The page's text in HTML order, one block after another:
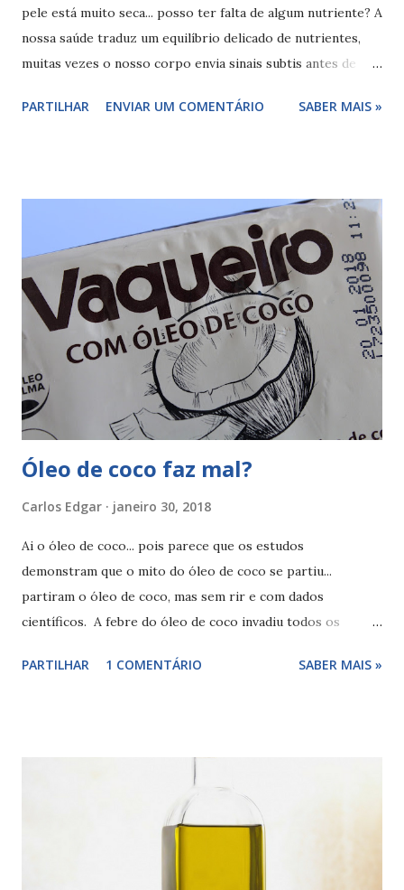
pele está muito seca... posso ter falta de algum nutriente? A
nossa saúde traduz um equilíbrio delicado de nutrientes,
muitas vezes o nosso corpo envia sinais subtis antes de
essenciais e, paradoxalmente, um dos mais negligenciados
fundamental da inflamação e da saúde cerebral. Neste post,
vou explorar os sinais silenciosos de que você pode estar
com deficiência de Ômega 3, quais alimentos devem estar na
sua mesa e quando a suplementação se torna o caminho
mais inteligente para a longevidade. Mas afinal o que é o
Ômega 3? O Que é o Ômega 3 e Por Que Ele é Vital? O
Ômega 3 é uma família de ácidos graxos essenciais, o que
significa que o corpo humano não consegue produzi-los
por conta própria. Precisamos obtê-los ...
PARTILHAR ENVIAR UM COMENTÁRIO SABER MAIS »
Óleo de coco faz mal?
Carlos Edgar janeiro 30, 2018
Ai o óleo de coco... pois parece que os estudos
demonstram que o mito do óleo de coco se partiu...
partiram o óleo de coco, mas sem rir e com dados
científicos. A febre do óleo de coco invadiu todos os
culinária, em tratamentos estéticos, entre outras, mas não
no Pacífico, os resultados foram surpreendentes, a baixa
incidência foi associada à gordura base da sua dieta, o óleo
de coco... Este benefício foi associado à presença do ácido
láurico, uma gordura que sofre uma síntese diferente no
nosso corpo. Durante esta pandemia febril sempre pensei
PARTILHAR 1 COMENTÁRIO SABER MAIS »